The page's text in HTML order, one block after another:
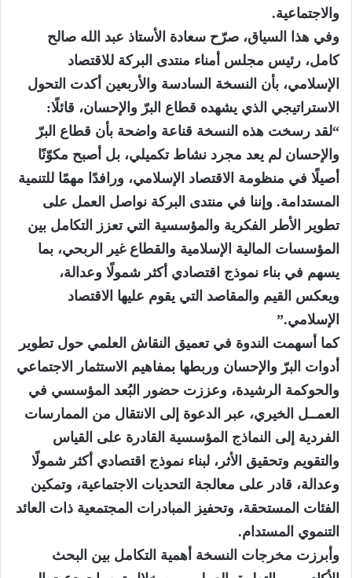
والاجتماعية.
وفي هذا السياق، صرّح سعادة الأستاذ عبد الله صالح
كامل، رئيس مجلس أمناء منتدى البركة للاقتصاد
الإسلامي، بأن النسخة السادسة والأربعين أكدت التحول
الاستراتيجي الذي يشهده قطاع البرّ والإحسان، قائلًا:
“لقد رسخت هذه النسخة قناعة واضحة بأن قطاع البرّ
والإحسان لم يعد مجرد نشاط تكميلي، بل أصبح مكوّنًا
أصيلًا في منظومة الاقتصاد الإسلامي، ورافدًا مهمًا للتنمية
المستدامة. وإننا في منتدى البركة نواصل العمل على
تطوير الأطر الفكرية والمؤسسية التي تعزز التكامل بين
المؤسسات المالية الإسلامية والقطاع غير الربحي، بما
يسهم في بناء نموذج اقتصادي أكثر شمولًا وعدالة،
ويعكس القيم والمقاصد التي يقوم عليها الاقتصاد
الإسلامي.”
كما أسهمت الندوة في تعميق النقاش العلمي حول تطوير
أدوات البرّ والإحسان وربطها بمفاهيم الاستثمار الاجتماعي
والحوكمة الرشيدة، وعززت حضور البُعد المؤسسي في
العمــل الخيري، عبر الدعوة إلى الانتقال من الممارسات
الفردية إلى النماذج المؤسسية القادرة على القياس
والتقويم وتحقيق الأثر، لبناء نموذج اقتصادي أكثر شمولًا
وعدالة، قادر على معالجة التحديات الاجتماعية، وتمكين
الفئات المستحقة، وتحفيز المبادرات المجتمعية ذات العائد
التنموي المستدام.
وأبرزت مخرجات النسخة أهمية التكامل بين البحث